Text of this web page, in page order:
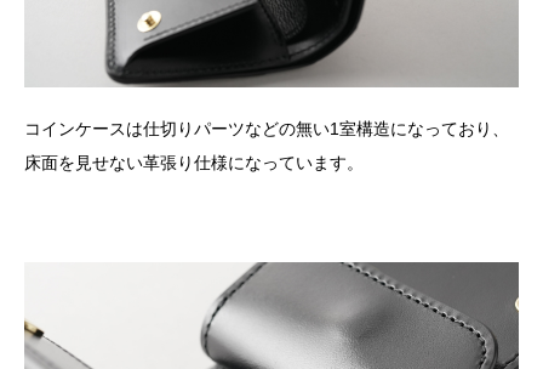
コインケースは仕切りパーツなどの無い1室構造になっており、
床面を見せない革張り仕様になっています。